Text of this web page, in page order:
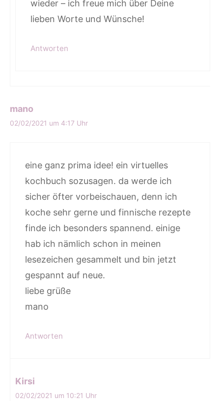
wieder – ich freue mich über Deine
lieben Worte und Wünsche!
Antworten
mano
02/02/2021 um 4:17 Uhr
eine ganz prima idee! ein virtuelles
kochbuch sozusagen. da werde ich
sicher öfter vorbeischauen, denn ich
koche sehr gerne und finnische rezepte
finde ich besonders spannend. einige
hab ich nämlich schon in meinen
lesezeichen gesammelt und bin jetzt
gespannt auf neue.
liebe grüße
mano
Antworten
Kirsi
02/02/2021 um 10:21 Uhr